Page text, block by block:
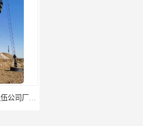
湖南永州强夯施工队伍公司厂房地基强夯施工